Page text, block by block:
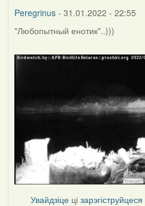
Peregrinus- 31.01.2022 - 22:55
"Любопытный енотик"..)))
Увайдзіце цізарэгіструйцеся